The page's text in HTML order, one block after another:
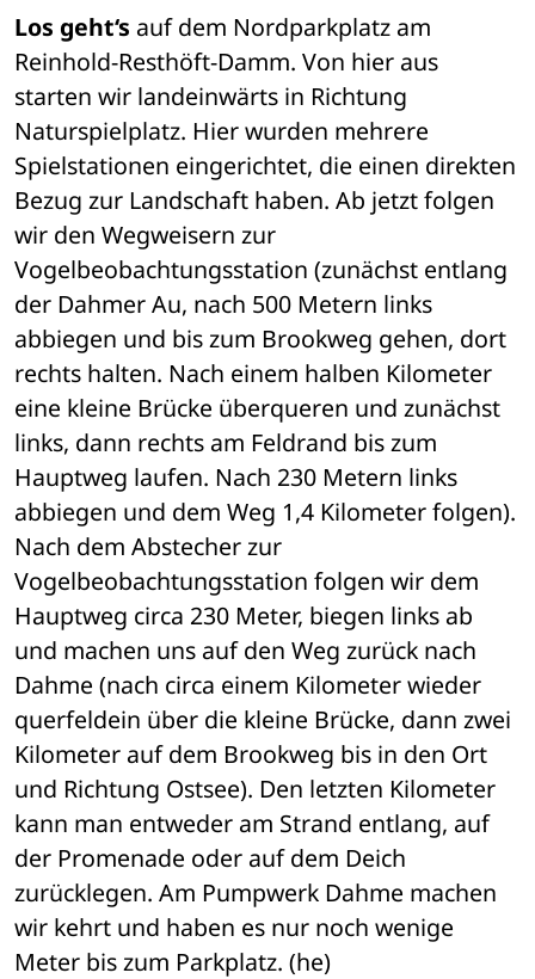
Los geht‘s auf dem Nordparkplatz am
Reinhold-Resthöft-Damm. Von hier aus
starten wir landeinwärts in Richtung
Naturspielplatz. Hier wurden mehrere
Spielstationen eingerichtet, die einen direkten
Bezug zur Landschaft haben. Ab jetzt folgen
wir den Wegweisern zur
Vogelbeobachtungsstation (zunächst entlang
der Dahmer Au, nach 500 Metern links
abbiegen und bis zum Brookweg gehen, dort
rechts halten. Nach einem halben Kilometer
eine kleine Brücke überqueren und zunächst
links, dann rechts am Feldrand bis zum
Hauptweg laufen. Nach 230 Metern links
abbiegen und dem Weg 1,4 Kilometer folgen).
Nach dem Abstecher zur
Vogelbeobachtungsstation folgen wir dem
Hauptweg circa 230 Meter, biegen links ab
und machen uns auf den Weg zurück nach
Dahme (nach circa einem Kilometer wieder
querfeldein über die kleine Brücke, dann zwei
Kilometer auf dem Brookweg bis in den Ort
und Richtung Ostsee). Den letzten Kilometer
kann man entweder am Strand entlang, auf
der Promenade oder auf dem Deich
zurücklegen. Am Pumpwerk Dahme machen
wir kehrt und haben es nur noch wenige
Meter bis zum Parkplatz. (he)